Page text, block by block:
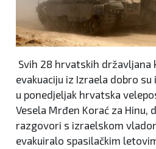
Svih 28 hrvatskih državljana
evakuaciju iz Izraela dobro
u ponedjeljak hrvatska
Vesela Mrđen Korać za Hinu,
razgovori s izraelskom
evakuiralo spasilačkim